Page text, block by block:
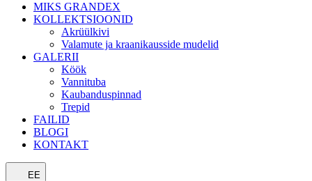
MIKS GRANDEX
KOLLEKTSIOONID
Akrüülkivi
Valamute ja kraanikausside mudelid
GALERII
Köök
Vannituba
Kaubanduspinnad
Trepid
FAILID
BLOGI
KONTAKT
EE